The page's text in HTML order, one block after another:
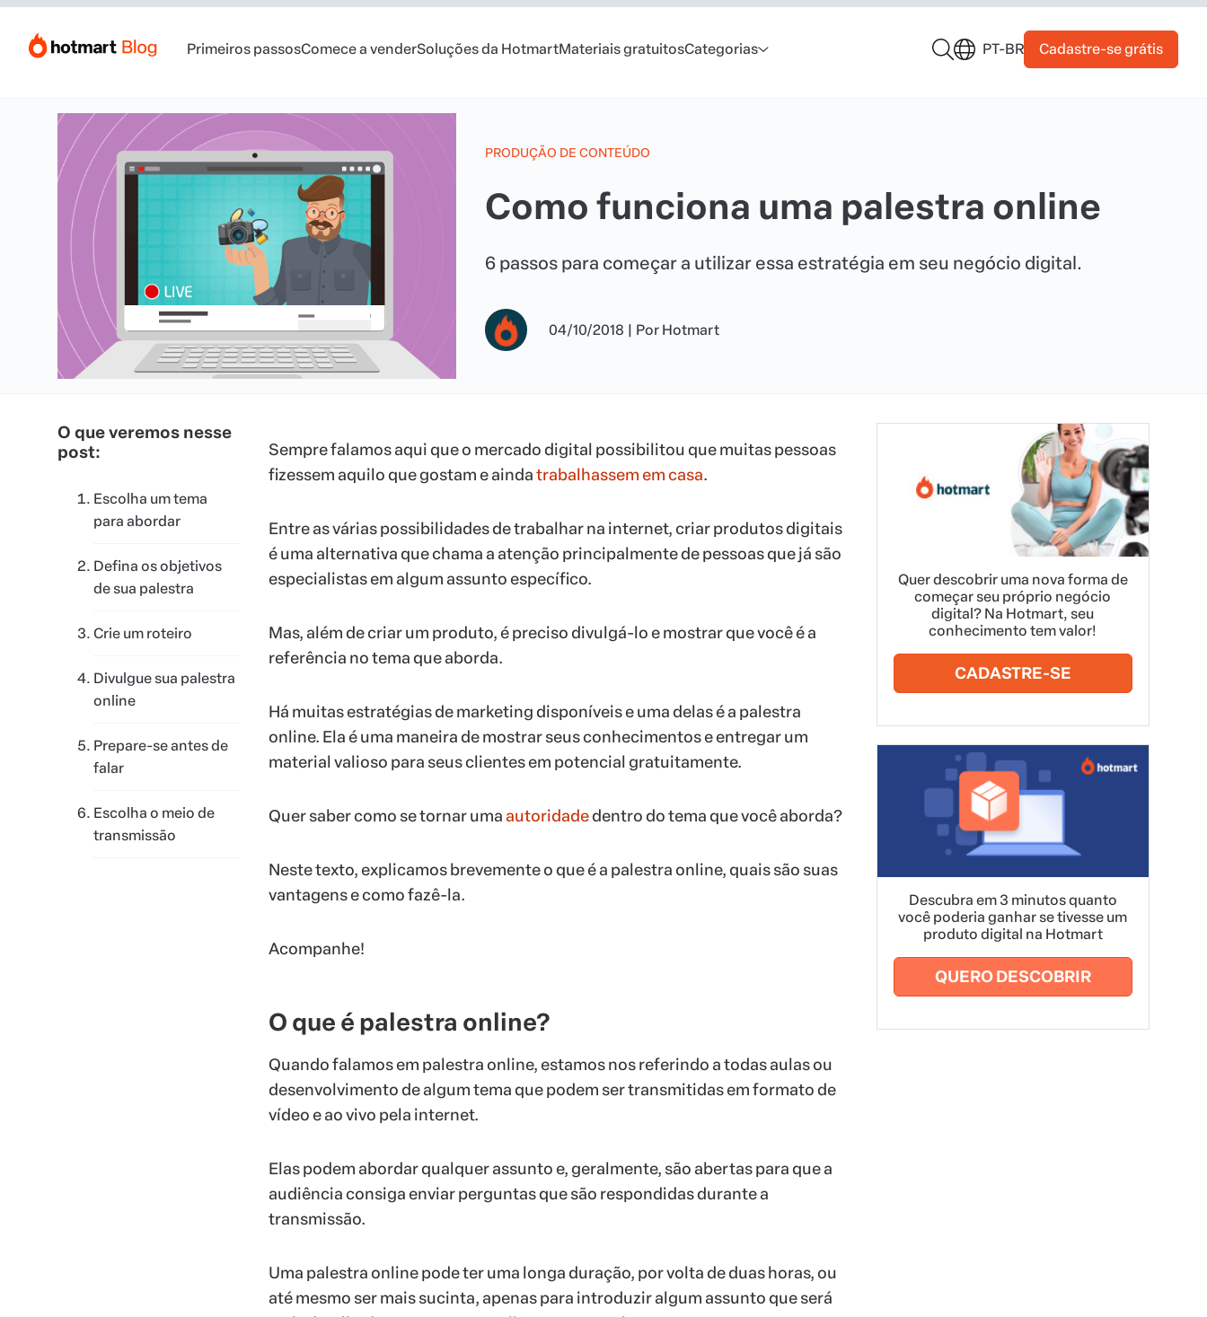
Primeiros passosComece a venderSoluções da HotmartMateriais gratuitosCategorias PT-BR Cadastre-se grátis
PRODUÇÃO DE CONTEÚDO
Como funciona uma palestra online
6 passos para começar a utilizar essa estratégia em seu negócio digital.
04/10/2018 | Por Hotmart
O que veremos nesse
post:
Escolha um tema
para abordar
Defina os objetivos
de sua palestra
Crie um roteiro
Divulgue sua palestra
online
Prepare-se antes de
falar
Escolha o meio de
transmissão
Sempre falamos aqui que o mercado digital possibilitou que muitas pessoas
fizessem aquilo que gostam e aindatrabalhassem em casa.
Entre as várias possibilidades de trabalhar na internet, criar produtos digitais
é uma alternativa que chama a atenção principalmente de pessoas que já são
especialistas em algum assunto específico.
Mas, além de criar um produto, é preciso divulgá-lo e mostrar que você é a
referência no tema que aborda.
Há muitas estratégias de marketing disponíveis e uma delas é a palestra
online. Ela é uma maneira de mostrar seus conhecimentos e entregar um
material valioso para seus clientes em potencial gratuitamente.
Quer saber como se tornar umaautoridadedentro do tema que você aborda?
Neste texto, explicamos brevemente o que é a palestra online, quais são suas
vantagens e como fazê-la.
Acompanhe!
O que é palestra online?
Quando falamos em palestra online, estamos nos referindo a todas aulas ou
desenvolvimento de algum tema que podem ser transmitidas em formato de
vídeo e ao vivo pela internet.
Elas podem abordar qualquer assunto e, geralmente, são abertas para que a
audiência consiga enviar perguntas que são respondidas durante a
transmissão.
Uma palestra online pode ter uma longa duração, por volta de duas horas, ou
até mesmo ser mais sucinta, apenas para introduzir algum assunto que será
Quer descobrir uma nova forma de
começar seu próprio negócio
digital? Na Hotmart, seu
conhecimento tem valor!
CADASTRE-SE
Descubra em 3 minutos quanto
você poderia ganhar se tivesse um
produto digital na Hotmart
QUERO DESCOBRIR